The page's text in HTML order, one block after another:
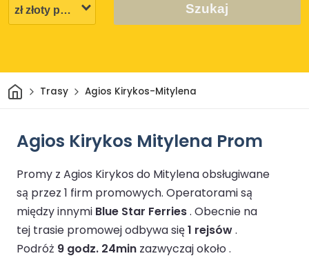
Szukaj
DomTrasy Agios Kirykos-Mitylena
Agios Kirykos Mitylena Prom
Promy z Agios Kirykos do Mitylena obsługiwane
są przez 1 firm promowych. Operatorami są
między innymi Blue Star Ferries. Obecnie na
tej trasie promowej odbywa się1 rejsów.
Podróż 9 godz. 24min zazwyczaj około .